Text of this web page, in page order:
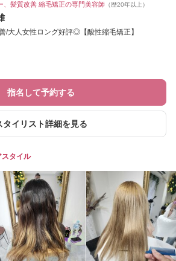
、髪質改善 縮毛矯正の専門美容師 （歴20年以上）
/大人女性ロング好評◎【酸性縮毛矯正】
指名して予約する
タイリスト詳細を見る
スタイル